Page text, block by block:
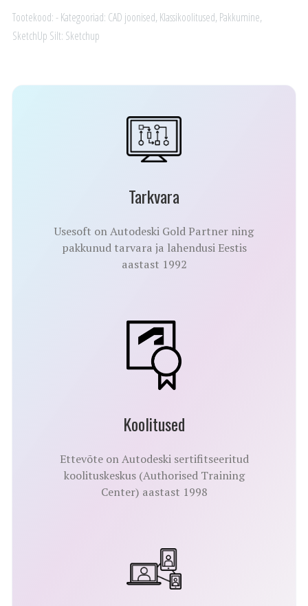
kogus
Tootekood:-Kategooriad: CAD joonised, Klassikoolitused, Pakkumine,
SketchUp Silt: Sketchup
Tarkvara
Usesoft on Autodeski Gold Partner ning
pakkunud tarvara ja lahendusi Eestis
aastast 1992
Koolitused
Ettevõte on Autodeski sertifitseeritud
koolituskeskus (Authorised Training
Center) aastast 1998